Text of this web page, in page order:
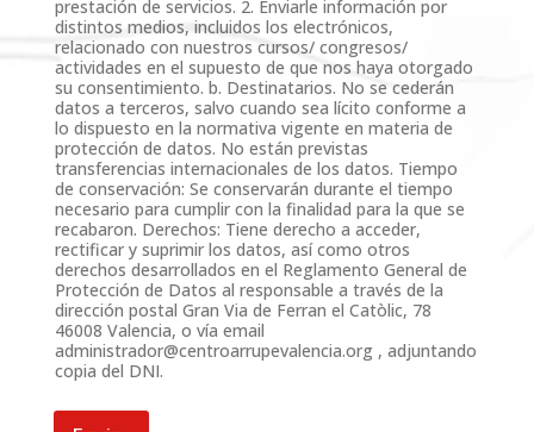
o
R
G
P
D
*
prestación de servicios. 2. Enviarle información por
distintos medios, incluidos los electrónicos,
relacionado con nuestros cursos/ congresos/
actividades en el supuesto de que nos haya otorgado
su consentimiento. b. Destinatarios. No se cederán
datos a terceros, salvo cuando sea lícito conforme a
lo dispuesto en la normativa vigente en materia de
protección de datos. No están previstas
transferencias internacionales de los datos. Tiempo
de conservación: Se conservarán durante el tiempo
necesario para cumplir con la finalidad para la que se
recabaron. Derechos: Tiene derecho a acceder,
rectificar y suprimir los datos, así como otros
derechos desarrollados en el Reglamento General de
Protección de Datos al responsable a través de la
dirección postal Gran Via de Ferran el Catòlic, 78
46008 Valencia, o vía email
administrador@centroarrupevalencia.org, adjuntando
copia del DNI.